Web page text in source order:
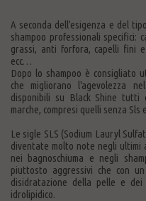
A seconda dell’esigenza e del
shampoo professionali specifici:
grassi, anti forfora, capelli fini
ecc…
Dopo lo shampoo è consigliato
che migliorano l'agevolezza
disponibili su Black Shine tutti
marche, compresi quelli senza Sls
Le sigle SLS (Sodium Lauryl
diventate molto note negli
nei bagnoschiuma e negli
piuttosto aggressivi che con
disidratazione della pelle e
idrolipidico.